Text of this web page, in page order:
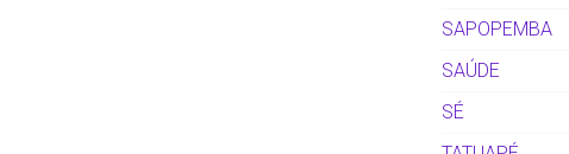
SAPOPEMBA
SAÚDE
SÉ